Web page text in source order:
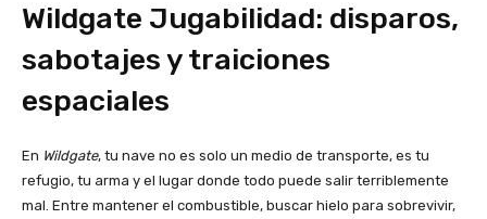
Wildgate Jugabilidad: disparos,
sabotajes y traiciones
espaciales
En Wildgate, tu nave no es solo un medio de transporte, es tu
refugio, tu arma y el lugar donde todo puede salir terriblemente
mal. Entre mantener el combustible, buscar hielo para sobrevivir,